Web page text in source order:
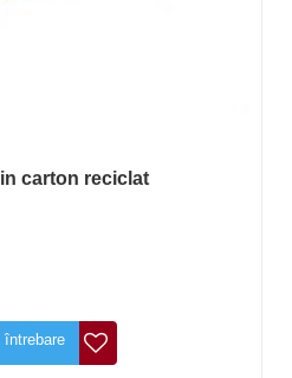
carton reciclat
întrebare